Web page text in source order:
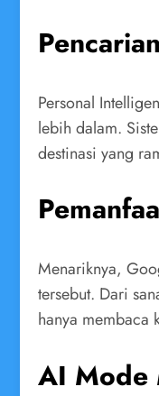
Personal
lebih dalam.
destinasi yang
Menariknya,
tersebut. Dari
hanya membaca
AI Mode